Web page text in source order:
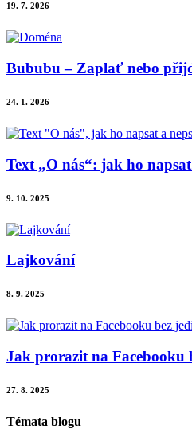
19. 7. 2026
Bububu – Zaplať nebo
24. 1. 2026
Text „O nás“: jak ho
9. 10. 2025
Lajkování
8. 9. 2025
Jak prorazit na Facebooku
27. 8. 2025
Témata blogu